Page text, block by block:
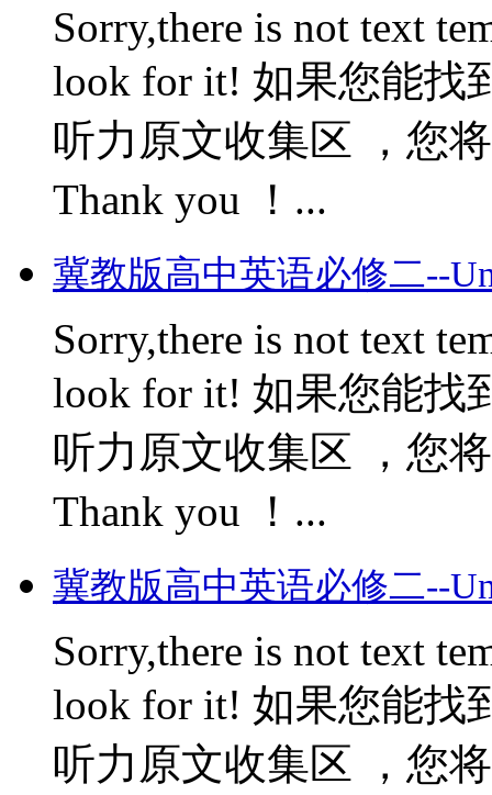
Sorry,there is not text
look for it! 如果您能找
听力原文收集区 ，您
Thank you ！...
冀教版高中英语必修二--
Sorry,there is not text
look for it! 如果您能找
听力原文收集区 ，您
Thank you ！...
冀教版高中英语必修二--
Sorry,there is not text
look for it! 如果您能找
听力原文收集区 ，您